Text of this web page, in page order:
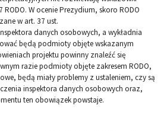
W ocenie Prezydium, skoro RODO
w art. 37 ust.
danych osobowych, a wykładnia
będą podmioty objęte wskazanym
projektu powinny znaleźć się
razie podmioty objęte zakresem RODO,
będą miały problemy z ustaleniem, czy są
inspektora danych osobowych oraz,
ten obowiązek powstaje.